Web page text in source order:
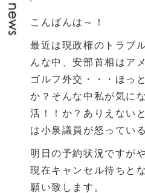
こんばんは～！
最近は現政権のトラブ
んな中、安部首相はア
ゴルフ外交・・・ほっ
か？そんな中私が気に
活！！か？ありえない
は小泉議員が怒ってい
明日の予約状況ですが
現在キャンセル待ちと
願い致します。